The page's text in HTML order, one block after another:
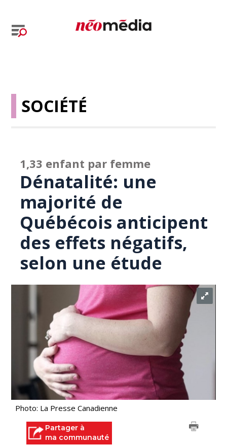
SOCIÉTÉ
1,33 enfant par femme
Dénatalité: une
majorité de
Québécois anticipent
des effets négatifs,
selon une étude
Photo: La Presse Canadienne
Partager à
ma communauté